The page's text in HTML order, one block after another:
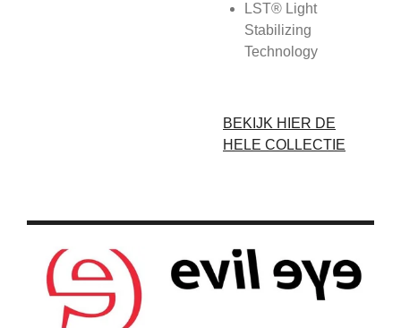
LST® Light
Stabilizing
Technology
BEKIJK HIER DE
HELE COLLECTIE